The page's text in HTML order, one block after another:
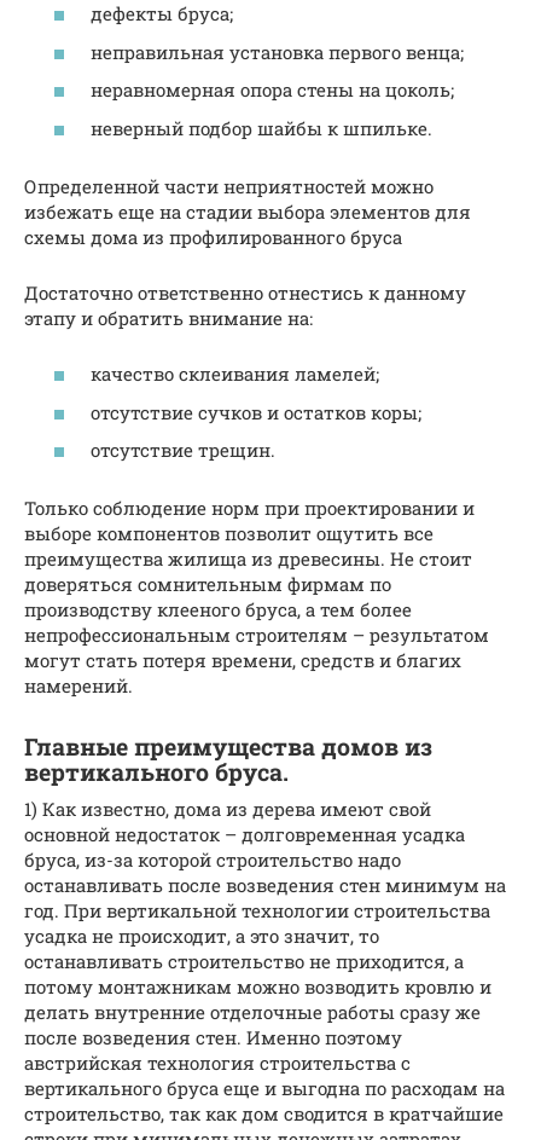
дефекты бруса;
неправильная установка первого венца;
неравномерная опора стены на цоколь;
неверный подбор шайбы к шпильке.
Определенной части неприятностей можно
избежать еще на стадии выбора элементов для
схемы дома из профилированного бруса
Достаточно ответственно отнестись к данному
этапу и обратить внимание на:
качество склеивания ламелей;
отсутствие сучков и остатков коры;
отсутствие трещин.
Только соблюдение норм при проектировании и
выборе компонентов позволит ощутить все
преимущества жилища из древесины. Не стоит
доверяться сомнительным фирмам по
производству клееного бруса, а тем более
непрофессиональным строителям – результатом
могут стать потеря времени, средств и благих
намерений.
Главные преимущества домов из
вертикального бруса.
1) Как известно, дома из дерева имеют свой
основной недостаток – долговременная усадка
бруса, из-за которой строительство надо
останавливать после возведения стен минимум на
год. При вертикальной технологии строительства
усадка не происходит, а это значит, то
останавливать строительство не приходится, а
потому монтажникам можно возводить кровлю и
делать внутренние отделочные работы сразу же
после возведения стен. Именно поэтому
австрийская технология строительства с
вертикального бруса еще и выгодна по расходам на
строительство, так как дом сводится в кратчайшие